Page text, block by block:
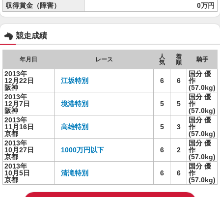
収得賞金（障害）
0万円
競走成績
年月日 レース
人
気
着
順
騎手
2013年
12月22日
阪神
江坂特別 6 6
国分 優
作
(57.0kg)
2013年
12月7日
阪神
境港特別 5 5
国分 優
作
(57.0kg)
2013年
11月16日
京都
高雄特別 5 3
国分 優
作
(57.0kg)
2013年
10月27日
京都
1000万円以下 6 2
国分 優
作
(57.0kg)
2013年
10月5日
京都
清滝特別 6 6
国分 優
作
(57.0kg)